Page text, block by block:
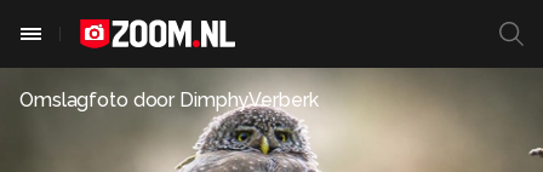
Omslagfoto door DimphyVerberk